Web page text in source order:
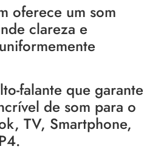
oferece um som
clareza e
falante que garante
de som para o
TV, Smartphone,